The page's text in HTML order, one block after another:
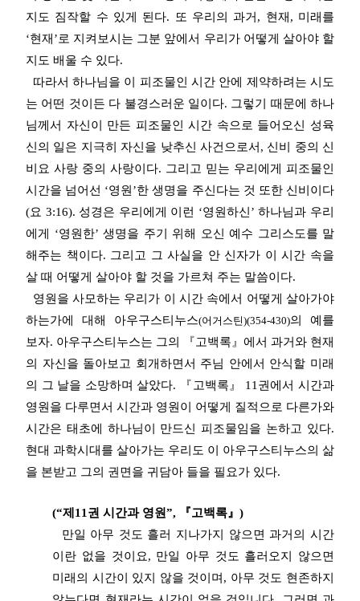
지도 짐작할 수 있게 된다. 또 우리의 과거, 현재, 미래를
‘현재’로 지켜보시는 그분 앞에서 우리가 어떻게 살아야 할
지도 배울 수 있다.
따라서 하나님을 이 피조물인 시간 안에 제약하려는 시도
는 어떤 것이든 다 불경스러운 일이다. 그렇기 때문에 하나
님께서 자신이 만든 피조물인 시간 속으로 들어오신 성육
신의 일은 지극히 자신을 낮추신 사건으로서, 신비 중의 신
비요 사랑 중의 사랑이다. 그리고 믿는 우리에게 피조물인
시간을 넘어선 ‘영원’한 생명을 주신다는 것 또한 신비이다
(요 3:16). 성경은 우리에게 이런 ‘영원하신’ 하나님과 우리
에게 ‘영원한’ 생명을 주기 위해 오신 예수 그리스도를 말
해주는 책이다. 그리고 그 사실을 안 신자가 이 시간 속을
살 때 어떻게 살아야 할 것을 가르쳐 주는 말씀이다.
영원을 사모하는 우리가 이 시간 속에서 어떻게 살아가야
하는가에 대해 아우구스티누스(어거스틴)(354-430)의 예를
보자. 아우구스티누스는 그의 『고백록』에서 과거와 현재
의 자신을 돌아보고 회개하면서 주님 안에서 안식할 미래
의 그 날을 소망하며 살았다. 『고백록』 11권에서 시간과
영원을 다루면서 시간과 영원이 어떻게 질적으로 다른가와
시간은 태초에 하나님이 만드신 피조물임을 논하고 있다.
현대 과학시대를 살아가는 우리도 이 아우구스티누스의 삶
을 본받고 그의 권면을 귀담아 들을 필요가 있다.
(“제11권 시간과 영원”, 『고백록』)
만일 아무 것도 흘러 지나가지 않으면 과거의 시간
이란 없을 것이요, 만일 아무 것도 흘러오지 않으면
미래의 시간이 있지 않을 것이며, 아무 것도 현존하지